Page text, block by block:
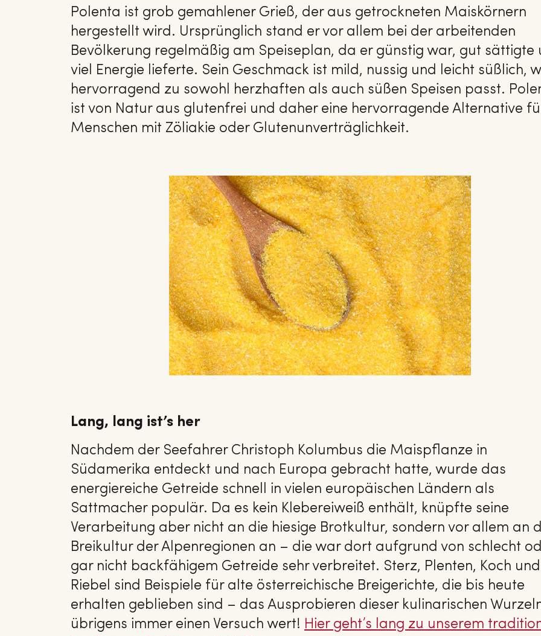
Polenta ist grob gemahlener Grieß, der aus getrockneten Maiskörnern
hergestellt wird. Ursprünglich stand er vor allem bei der arbeitenden
Bevölkerung regelmäßig am Speiseplan, da er günstig war, gut sättigte
viel Energie lieferte. Sein Geschmack ist mild, nussig und leicht süßlich,
hervorragend zu sowohl herzhaften als auch süßen Speisen passt.
ist von Natur aus glutenfrei und daher eine hervorragende Alternative
Menschen mit Zöliakie oder Glutenunverträglichkeit.
Lang, lang ist’s her
Nachdem der Seefahrer Christoph Kolumbus die Maispflanze in
Südamerika entdeckt und nach Europa gebracht hatte, wurde das
energiereiche Getreide schnell in vielen europäischen Ländern als
Sattmacher populär. Da es kein Klebereiweiß enthält, knüpfte seine
Verarbeitung aber nicht an die hiesige Brotkultur, sondern vor allem an
Breikultur der Alpenregionen an – die war dort aufgrund von schlecht
gar nicht backfähigem Getreide sehr verbreitet. Sterz, Plenten, Koch und
Riebel sind Beispiele für alte österreichische Breigerichte, die bis heute
erhalten geblieben sind – das Ausprobieren dieser kulinarischen
übrigens immer einen Versuch wert! Hier geht’s lang zu unserem